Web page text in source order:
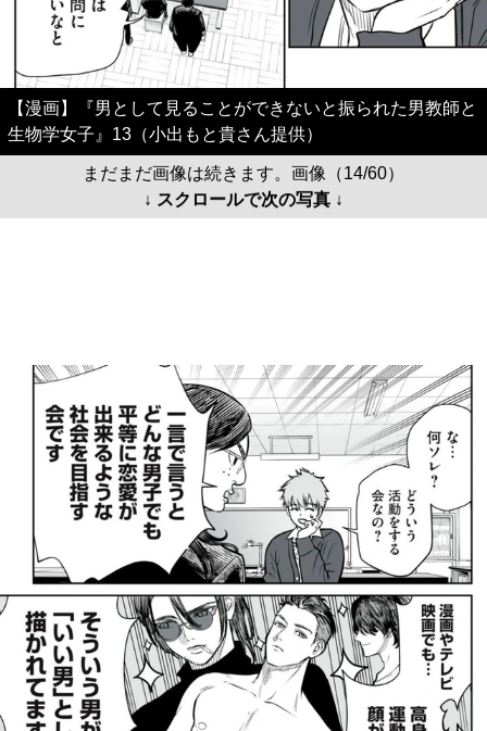
【漫画】『男として見ることができないと振られた男教師と
生物学女子』13（小出もと貴さん提供）
まだまだ画像は続きます。画像（14/60）
↓ スクロールで次の写真 ↓